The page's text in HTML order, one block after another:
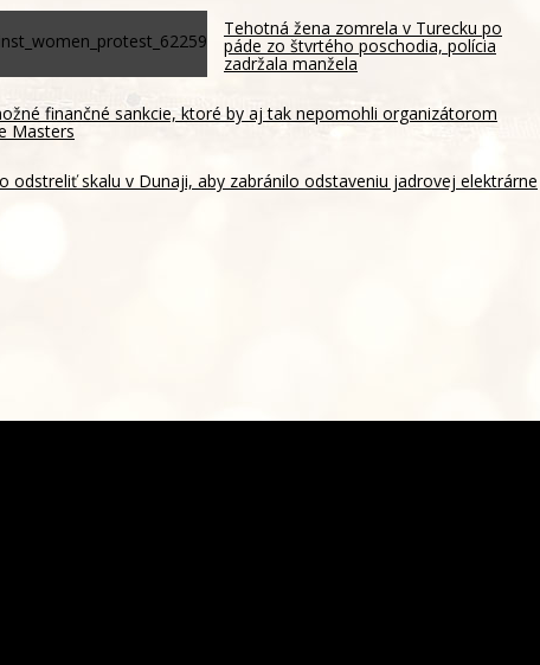
Tehotná žena zomrela v Turecku po
páde zo štvrtého poschodia, polícia
zadržala manžela
finančné sankcie, ktoré by aj tak nepomohli organizátorom
Masters
odstreliť skalu v Dunaji, aby zabránilo odstaveniu jadrovej elektrárne